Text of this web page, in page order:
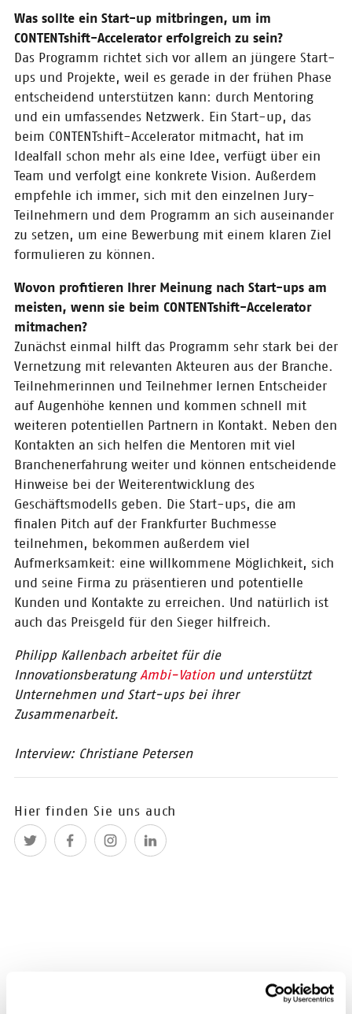
Was sollte ein Start-up mitbringen, um im
CONTENTshift-Accelerator erfolgreich zu sein?
Das Programm richtet sich vor allem an jüngere Start-
ups und Projekte, weil es gerade in der frühen Phase
entscheidend unterstützen kann: durch Mentoring
und ein umfassendes Netzwerk. Ein Start-up, das
beim CONTENTshift-Accelerator mitmacht, hat im
Idealfall schon mehr als eine Idee, verfügt über ein
Team und verfolgt eine konkrete Vision. Außerdem
empfehle ich immer, sich mit den einzelnen Jury-
Teilnehmern und dem Programm an sich auseinander
zu setzen, um eine Bewerbung mit einem klaren Ziel
formulieren zu können.
Wovon profitieren Ihrer Meinung nach Start-ups am
meisten, wenn sie beim CONTENTshift-Accelerator
mitmachen?
Zunächst einmal hilft das Programm sehr stark bei der
Vernetzung mit relevanten Akteuren aus der Branche.
Teilnehmerinnen und Teilnehmer lernen Entscheider
auf Augenhöhe kennen und kommen schnell mit
weiteren potentiellen Partnern in Kontakt. Neben den
Kontakten an sich helfen die Mentoren mit viel
Branchenerfahrung weiter und können entscheidende
Hinweise bei der Weiterentwicklung des
Geschäftsmodells geben. Die Start-ups, die am
finalen Pitch auf der Frankfurter Buchmesse
teilnehmen, bekommen außerdem viel
Aufmerksamkeit: eine willkommene Möglichkeit, sich
und seine Firma zu präsentieren und potentielle
Kunden und Kontakte zu erreichen. Und natürlich ist
auch das Preisgeld für den Sieger hilfreich.
Philipp Kallenbach arbeitet für die
Innovationsberatung Ambi-Vationund unterstützt
Unternehmen und Start-ups bei ihrer
Zusammenarbeit.
Interview: Christiane Petersen
Hier finden Sie uns auch
11.10.2019
CONTENTshift-
Finalist 2018
schließt
Kooperation mit
Hugendubel
Mit unserem CONTENTshift-
Accelerator unterstützen wir
gegenseitige Kooperation - nun
hat unser ehemaliger Finalist des
CONTENTshift-Accelerators 2018,
09.09.2019
Innovations-
Angebote auf der
Frankfurter
Buchmesse 2019
Verschaffen Sie sich einen
auf der Frankfurter Buchmesse
2019. Wir freuen uns schon, Sie
auf der Messe zu sehen!
07.08.2019
Eisbrecher-
Netzwerkabend in
Berlin
Am 26. September kommt der
startup club nach Berlin – und
Landesverband Berlin-
Brandenburg e.V. eingeladen!
der FBM: Der
CONTENTshift-
Gemeinsschaftsstand
Auf der diesjährigen Frankfurter
Buchmesse (16.-20.10.2019)
bieten wir CONTENTshift Start-ups
einen vergünstigten Platz an
Tataaa: Unsere fünf